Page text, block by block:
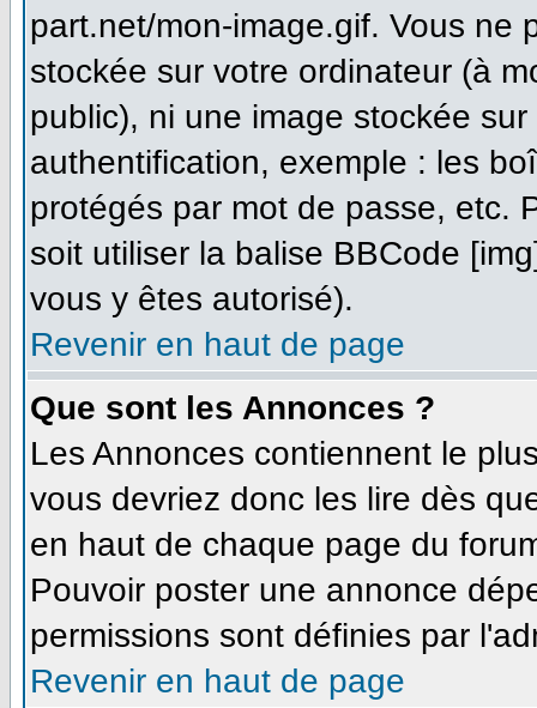
part.net/mon-image.gif. Vous ne
stockée sur votre ordinateur (à
public), ni une image stockée
authentification, exemple : les
protégés par mot de passe, etc.
soit utiliser la balise BBCode
vous y êtes autorisé).
Revenir en haut de page
Que sont les Annonces ?
Les Annonces contiennent le
vous devriez donc les lire dès
en haut de chaque page du
Pouvoir poster une annonce
permissions sont définies par
Revenir en haut de page